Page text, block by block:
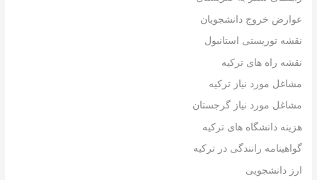
عوارض خروج دانشجویان
نقشه توریستی استانبول
نقشه راه های ترکیه
مشاغل مورد نیاز ترکیه
مشاغل مورد نیاز گرجستان
هزینه دانشگاه های ترکیه
گواهینامه رانندگی در ترکیه
ارز دانشجویی